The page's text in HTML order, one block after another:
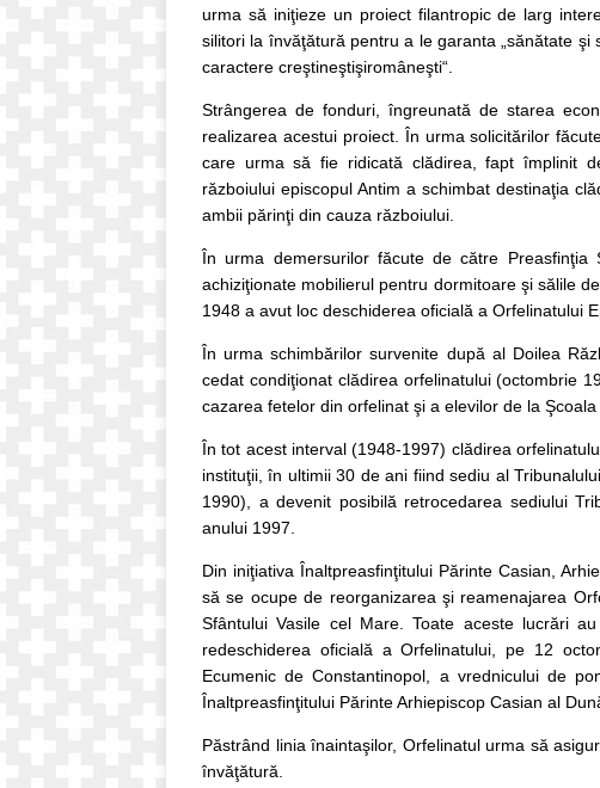
urma să iniţieze un proiect filantropic de larg
silitori la învăţătură pentru a le garanta „sănătate
caractere creştineştişiromâneşti“.
Strângerea de fonduri, îngreunată de starea
realizarea acestui proiect. În urma solicitărilor
care urma să fie ridicată clădirea, fapt împlinit
războiului episcopul Antim a schimbat destinaţia
ambii părinţi din cauza războiului.
În urma demersurilor făcute de către
achiziţionate mobilierul pentru dormitoare şi sălile
1948 a avut loc deschiderea oficială a Orfelinatului
În urma schimbărilor survenite după al Doilea
cedat condiţionat clădirea orfelinatului (octombrie
cazarea fetelor din orfelinat şi a elevilor de la
În tot acest interval (1948-1997) clădirea
instituţii, în ultimii 30 de ani fiind sediu al
1990), a devenit posibilă retrocedarea sediului
anului 1997.
Din iniţiativa Înaltpreasfinţitului Părinte Casian,
să se ocupe de reorganizarea şi reamenajarea
Sfântului Vasile cel Mare. Toate aceste lucrări
redeschiderea oficială a Orfelinatului, pe 12
Ecumenic de Constantinopol, a vrednicului de
Înaltpreasfinţitului Părinte Arhiepiscop Casian al
Păstrând linia înaintaşilor, Orfelinatul urma să
învăţătură.